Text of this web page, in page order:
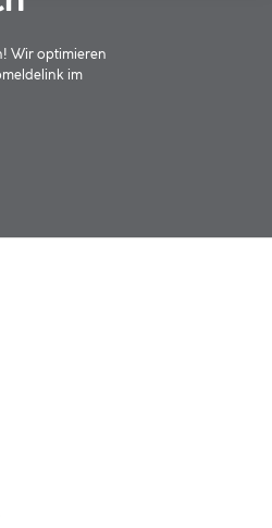
Wir optimieren
im